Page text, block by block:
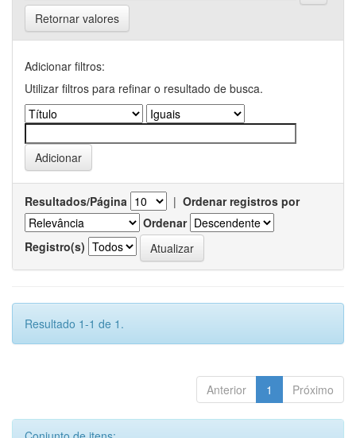
Retornar valores
Adicionar filtros:
Utilizar filtros para refinar o resultado de busca.
Resultados/Página | Ordenar registros por
Ordenar
Registro(s)
Resultado 1-1 de 1.
Anterior 1 Próximo